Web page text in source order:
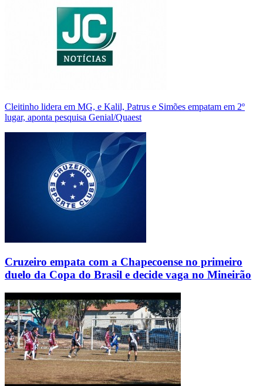
Cleitinho lidera em MG, e Kalil, Patrus e Simões empatam em 2º
lugar, aponta pesquisa Genial/Quaest
Cruzeiro empata com a Chapecoense no primeiro
duelo da Copa do Brasil e decide vaga no Mineirão